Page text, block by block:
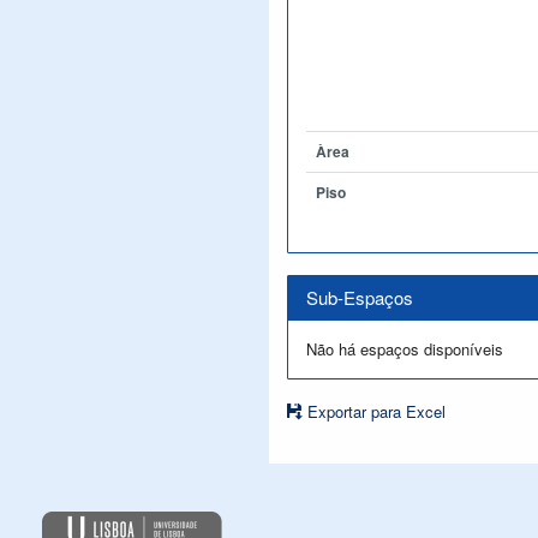
Àrea
Piso
Sub-Espaços
Não há espaços disponíveis
Exportar para Excel